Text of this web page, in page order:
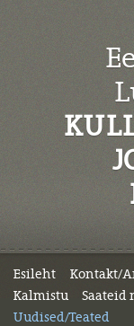
Esileht Kontakt/
Kalmistu
Saateid
Uudised/Teated